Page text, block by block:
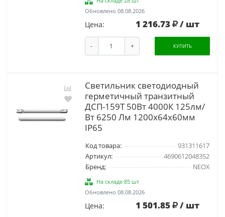
Обновлено 08.08.2026
Цена: 1 216.73 / шт
- + КУПИТЬ
Светильник светодиодный
герметичный транзитный
ДСП-159Т 50Вт 4000К 125лм/
Вт 6250 Лм 1200х64х60мм
IP65
Код товара:
931311617
Артикул:
4690612048352
Бренд:
NEOX
На складе 85 шт
Обновлено 08.08.2026
Цена: 1 501.85 / шт